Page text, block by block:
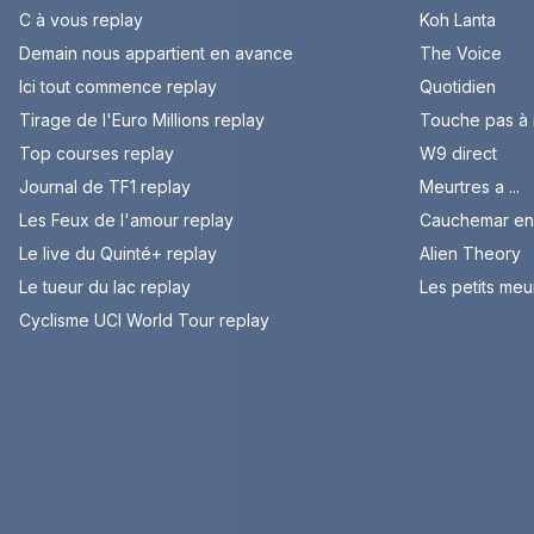
C à vous replay
Demain nous appartient en avance
Ici tout commence replay
Tirage de l'Euro Millions replay
Top courses replay
Journal de TF1 replay
Les Feux de l'amour replay
Le live du Quinté+ replay
Le tueur du lac replay
Cyclisme UCI World Tour replay
Koh Lanta
The Voice
Quotidien
Touche pas à
W9 direct
Meurtres a ...
Cauchemar
Alien Theory
Les petits